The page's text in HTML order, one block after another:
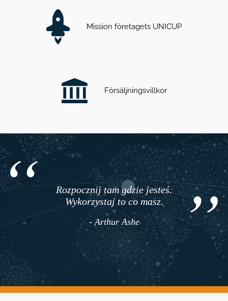
Mission företagets UNICUP
Försäljningsvillkor
Rozpocznij tam gdzie jesteś.
Wykorzystaj to co masz.
- Arthur Ashe